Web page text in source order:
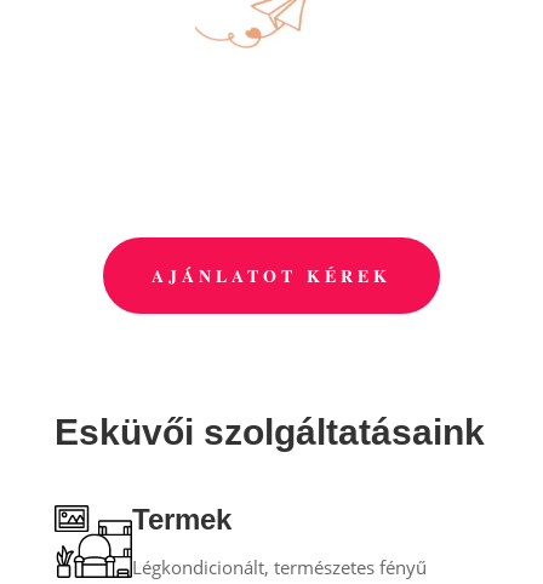
AJÁNLATOT KÉREK
Esküvői szolgáltatásaink
Termek
Légkondicionált, természetes fényű